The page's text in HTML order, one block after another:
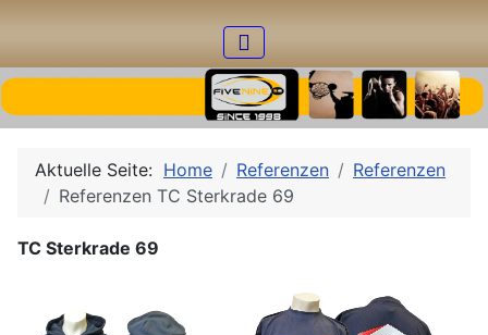
Aktuelle Seite: Home Referenzen
Referenzen
Referenzen TC Sterkrade 69
TC Sterkrade 69